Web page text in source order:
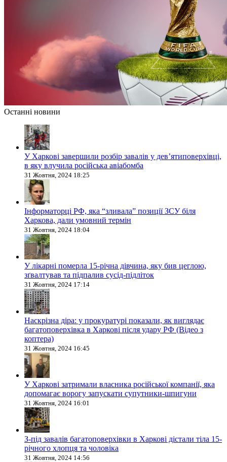
Останні новини
У Харкові завершили розбір завалів у дев’ятиповерхівці,
в яку влучила російська авіабомба
31 Жовтня, 2024 18:25
Інформаторці РФ, яка “зливала” позиції ЗСУ біля
Харкова, дали умовний термін
31 Жовтня, 2024 18:04
У лікарні померла 15-річна дівчина, яку бив цеглою,
зґвалтував та підпалив сусід-підліток
31 Жовтня, 2024 17:14
Наскрізна діра: у прокуратурі показали, як виглядає
багатоповерхівка в Харкові після удару РФ (Відео з
коптера)
31 Жовтня, 2024 16:45
У Харкові затримали власника російської компанії, яка
допомагає ворогу запускати супутники-шпигуни
31 Жовтня, 2024 16:01
З-під завалів багатоповерхівки в Харкові дістали тіла 15-
річного хлопця та чоловіка
31 Жовтня, 2024 14:56